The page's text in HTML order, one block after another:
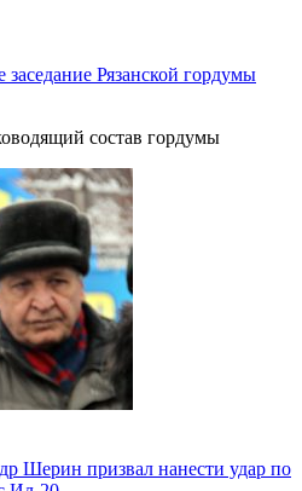
Рязанской гордумы
состав гордумы
Шерин призвал нанести удар по